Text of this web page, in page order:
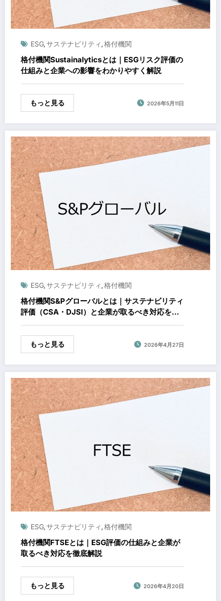
ESG,サステナビリティ,格付機関
格付機関Sustainalyticsとは｜ESGリスク評価の
仕組みと企業への影響をわかりやすく解説
もっと見る 2026年5月11日
ESG,サステナビリティ,格付機関
格付機関S&Pグローバルとは｜サステナビリティ
評価（CSA・DJSI）と企業が取るべき対応を徹
底解説
もっと見る 2026年4月27日
ESG,サステナビリティ,格付機関
格付機関FTSEとは｜ESG評価の仕組みと企業が
取るべき対応を徹底解説
もっと見る 2026年4月20日